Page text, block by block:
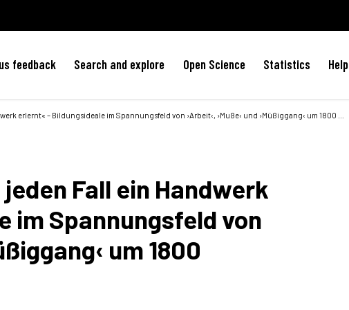
feedback Search and explore Open Science Statistics Help
erlernt« – Bildungsideale im Spannungsfeld von ›Arbeit‹, ›Muße‹ und ›Müßiggang‹ um 1800 - 2017
Fall ein Handwerk
im Spannungsfeld von
um 1800